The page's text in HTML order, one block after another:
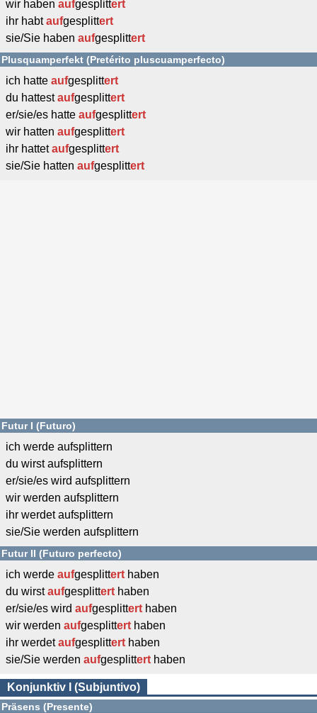
wir haben aufgesplittert
ihr habtaufgesplittert
sie/Sie haben aufgesplittert
Plusquamperfekt (Pretérito pluscuamperfecto)
ich hatte aufgesplittert
du hattestaufgesplittert
er/sie/es hatte aufgesplittert
wir hatten aufgesplittert
ihr hattetaufgesplittert
sie/Sie hatten aufgesplittert
Futur I (Futuro)
ich werde aufsplittern
du wirst aufsplittern
er/sie/es wird aufsplittern
wir werden aufsplittern
ihr werdet aufsplittern
sie/Sie werden aufsplittern
Futur II (Futuro perfecto)
ich werde aufgesplittert haben
du wirstaufgesplittert haben
er/sie/es wird aufgesplittert haben
wir werden aufgesplittert haben
ihr werdetaufgesplittert haben
sie/Sie werden aufgesplittert haben
Konjunktiv I (Subjuntivo)
Präsens (Presente)